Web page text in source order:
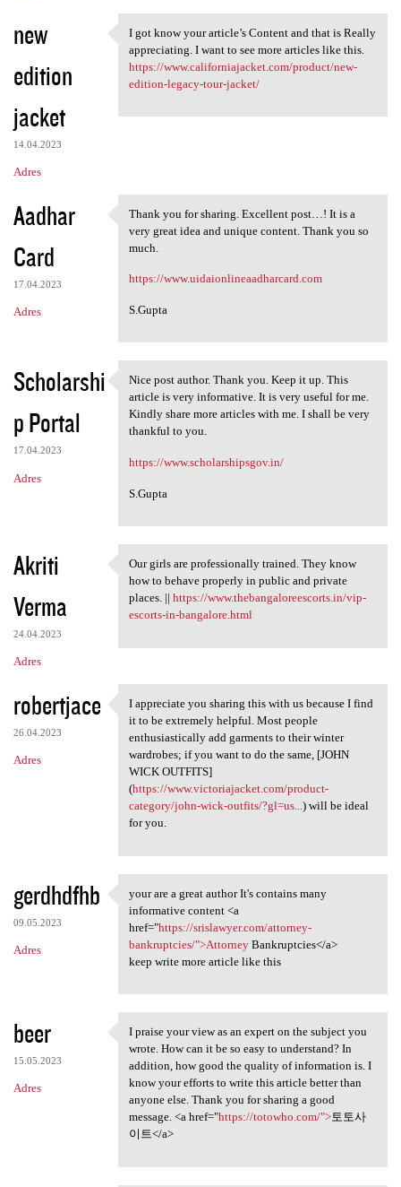
new
edition
jacket
14.04.2023
Adres
I got know your article’s
I got know your article’s Content and that is Really
appreciating. I want to see more articles like this.
https://www.californiajacket.com/product/new-
edition-legacy-tour-jacket/
Aadhar
Card
17.04.2023
Adres
Thank you for sharing.
Thank you for sharing. Excellent post…! It is a
very great idea and unique content. Thank you so
much.
https://www.uidaionlineaadharcard.com
S.Gupta
Scholarshi
p Portal
17.04.2023
Adres
Nice post author. Thank you.
Nice post author. Thank you. Keep it up. This
article is very informative. It is very useful for me.
Kindly share more articles with me. I shall be very
thankful to you.
https://www.scholarshipsgov.in/
S.Gupta
Akriti
Verma
24.04.2023
Adres
Our girls are professionally
Our girls are professionally trained. They know
how to behave properly in public and private
places. || https://www.thebangaloreescorts.in/vip-
escorts-in-bangalore.html
robertjace
26.04.2023
Adres
I appreciate you sharing this
I appreciate you sharing this with us because I find
it to be extremely helpful. Most people
enthusiastically add garments to their winter
wardrobes; if you want to do the same, [JOHN
WICK OUTFITS]
(https://www.victoriajacket.com/product-
category/john-wick-outfits/?gl=us...) will be ideal
for you.
gerdhdfhb
09.05.2023
Adres
your are a great author It's
your are a great author It's contains many
informative content <a
href="https://srislawyer.com/attorney-
bankruptcies/">AttorneyBankruptcies</a>
keep write more article like this
beer
15.05.2023
Adres
I praise your view as an
I praise your view as an expert on the subject you
wrote. How can it be so easy to understand? In
addition, how good the quality of information is. I
know your efforts to write this article better than
anyone else. Thank you for sharing a good
message. <a href="https://totowho.com/">토토사
이트</a>